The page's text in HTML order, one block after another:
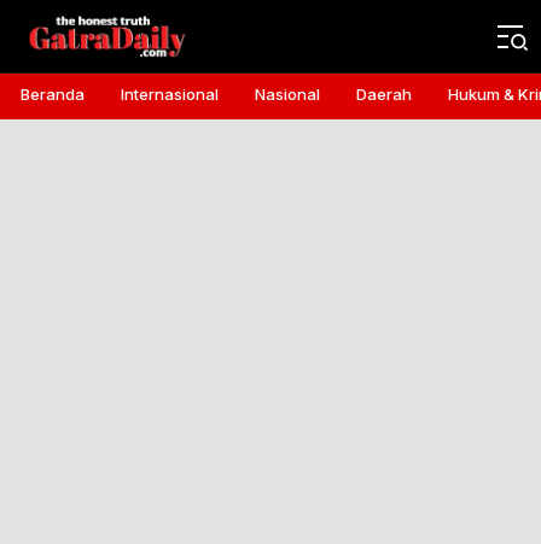
Gatra Daily
the honest truth
Beranda Internasional Nasional Daerah Hukum &